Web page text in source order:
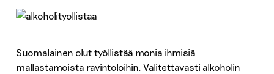
Suomalainen olut työllistää monia ihmisiä
mallastamoista ravintoloihin. Valitettavasti alkoholin